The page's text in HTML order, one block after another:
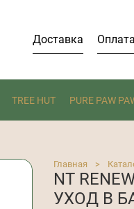
Доставка Оплата
TREE HUT PURE PAW
Главная
>
NT
УХОД В